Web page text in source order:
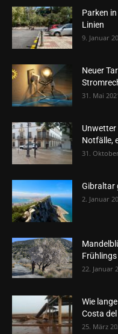
Parken
Linien
9. Januar
Neuer
31. Mai
Unwetter
Notfälle,
31.
Gibraltar
2. Januar
Frühlings
22. Januar
Wie
Costa del
25. März